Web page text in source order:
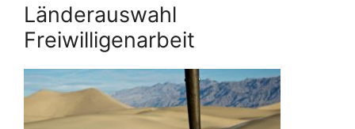
Länderauswahl
Freiwilligenarbeit